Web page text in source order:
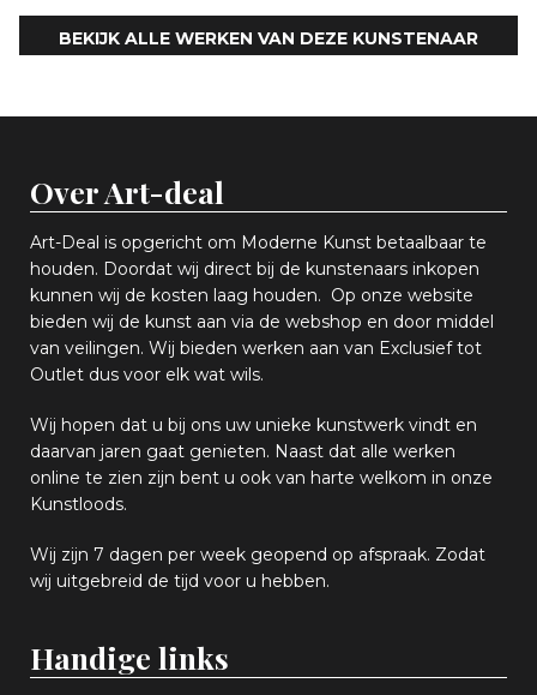
BEKIJK ALLE WERKEN VAN DEZE KUNSTENAAR
Over Art-deal
Art-Deal is opgericht om Moderne Kunst betaalbaar te
houden. Doordat wij direct bij de kunstenaars inkopen
kunnen wij de kosten laag houden. Op onze website
bieden wij de kunst aan via de webshop en door middel
van veilingen. Wij bieden werken aan van Exclusief tot
Outlet dus voor elk wat wils.
Wij hopen dat u bij ons uw unieke kunstwerk vindt en
daarvan jaren gaat genieten. Naast dat alle werken
online te zien zijn bent u ook van harte welkom in onze
Kunstloods.
Wij zijn 7 dagen per week geopend op afspraak. Zodat
wij uitgebreid de tijd voor u hebben.
Handige links